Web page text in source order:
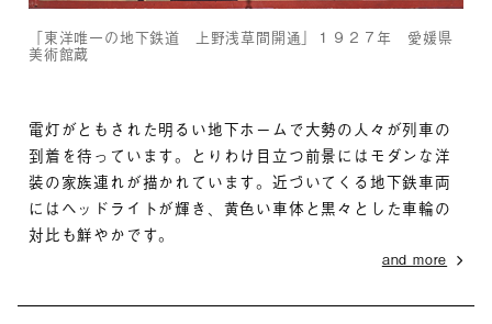
「東洋唯一の地下鉄道 上野浅草間開通」１９２７年 愛媛県
美術館蔵
電灯がともされた明るい地下ホームで大勢の人々が列車の
到着を待っています。とりわけ目立つ前景にはモダンな洋
装の家族連れが描かれています。近づいてくる地下鉄車両
にはヘッドライトが輝き、黄色い車体と黒々とした車輪の
対比も鮮やかです。
and more